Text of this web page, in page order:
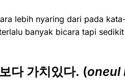
lebih nyaring dari pada
banyak bicara tapi
다 가치있다. (oneul